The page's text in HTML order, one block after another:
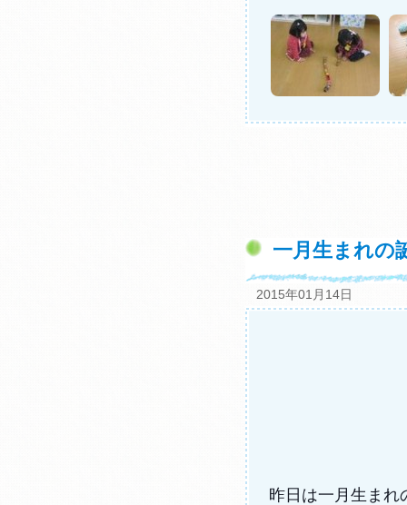
一月生まれの
2015年01月14日
昨日は一月生まれ